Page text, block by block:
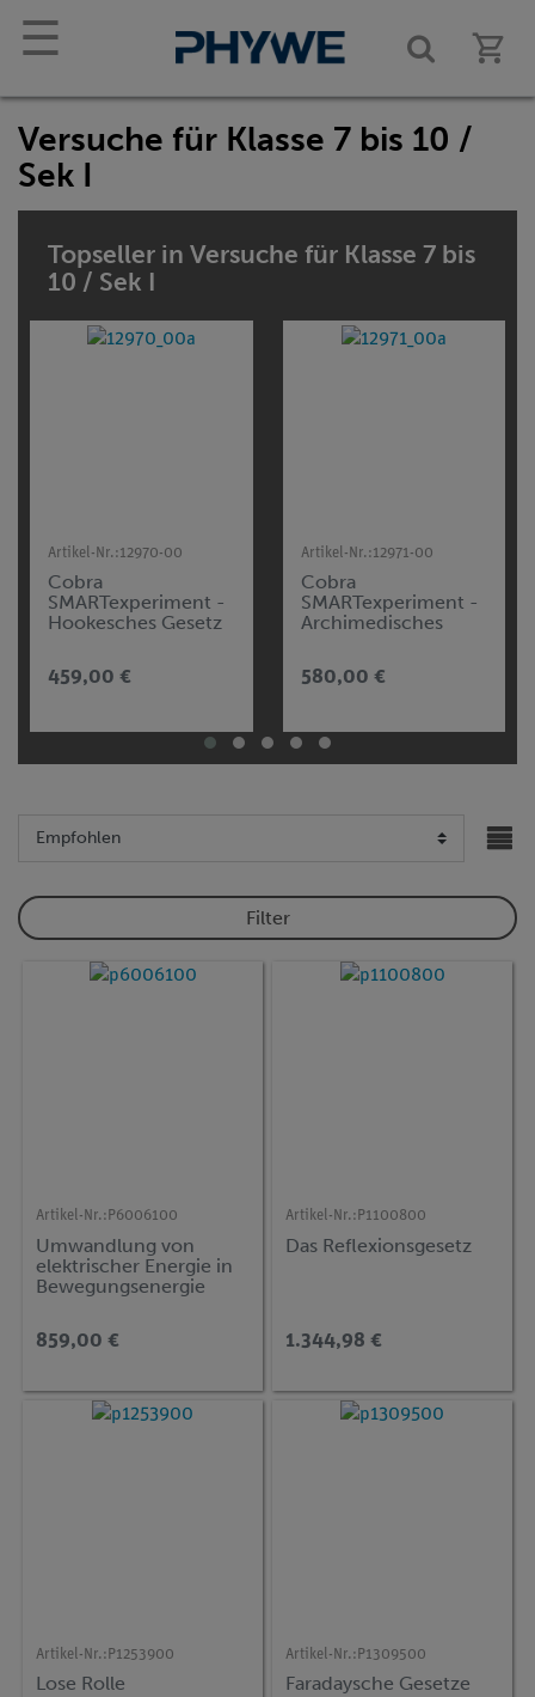
☰
Versuche für Klasse 7 bis 10 /
Sek I
Topseller in Versuche für Klasse 7 bis
10 / Sek I
Artikel-Nr.:12970-00
Cobra
SMARTexperiment -
Hookesches Gesetz
459,00 €
Artikel-Nr.:12971-00
Cobra
SMARTexperiment -
Archimedisches
580,00 €
Filter
Artikel-Nr.: P6006100
Umwandlung von
elektrischer Energie in
Bewegungsenergie
859,00 €
Artikel-Nr.: P1100800
Das Reflexionsgesetz
1.344,98 €
Artikel-Nr.: P1253900
Lose Rolle
Artikel-Nr.: P1309500
Faradaysche Gesetze